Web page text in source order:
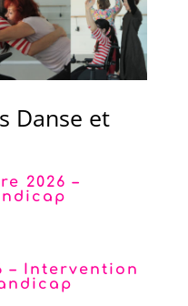
Danse et
2026 –
– Intervention